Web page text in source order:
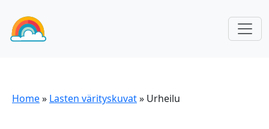
Home» Lasten värityskuvat» Urheilu